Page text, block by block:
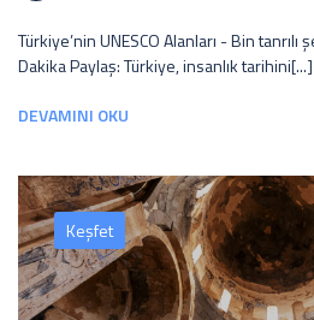
Türkiye’nin UNESCO Alanları - Bin
Dakika Paylaş: Türkiye, insanlık tarihini[...]
DEVAMINI OKU
Keşfet